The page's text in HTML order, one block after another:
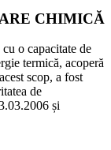
CHIMICĂ
o capacitate de
termică, acoperă
scop, a fost
de
și